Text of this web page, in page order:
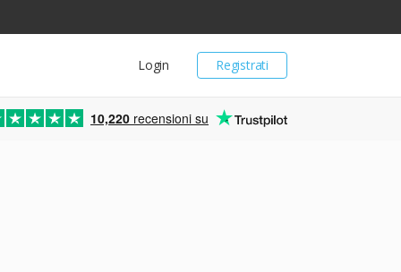
Registrati
Login
10,220 recensioni su